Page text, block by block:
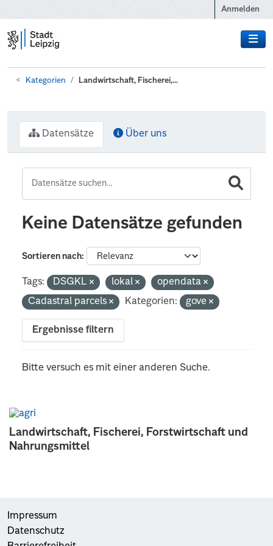
Anmelden
Kategorien Landwirtschaft, Fischerei,...
Landwirtschaft, Fischerei, Forstwirtschaft und
Nahrungsmittel
Datensätze Über uns
Keine Datensätze gefunden
Sortieren nach
Tags: DSGKL lokal
opendata
Cadastral parcels
Kategorien: gove
Ergebnisse filtern
Bitte versuch es mit einer anderen Suche.
Impressum
Datenschutz